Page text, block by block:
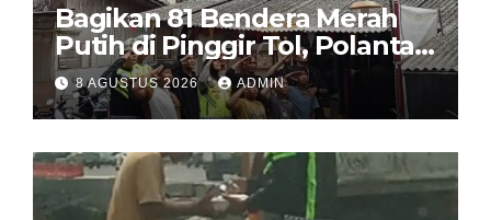
Bagikan 81 Bendera Merah
Putih di Pinggir Tol, Polantas
Karib BSD Ajak Warga Miskin
Kibarkan Sang Saka
8 AGUSTUS 2026 ADMIN